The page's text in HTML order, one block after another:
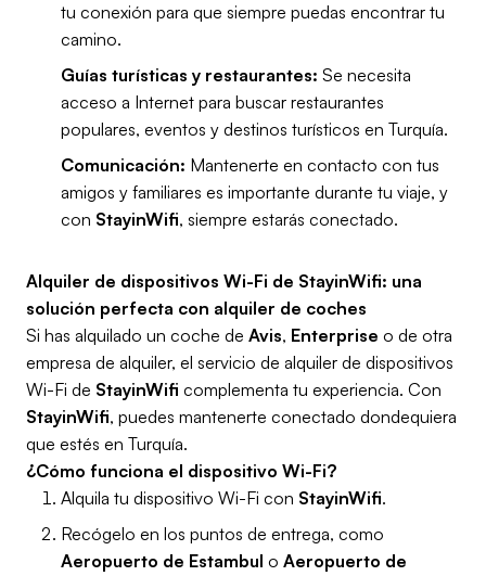
tu conexión para que siempre puedas encontrar tu
camino.
Guías turísticas y restaurantes: Se necesita
acceso a Internet para buscar restaurantes
populares, eventos y destinos turísticos en Turquía.
Comunicación: Mantenerte en contacto con tus
amigos y familiares es importante durante tu viaje, y
con StayinWifi, siempre estarás conectado.
Alquiler de dispositivos Wi-Fi de StayinWifi: una
solución perfecta con alquiler de coches
Si has alquilado un coche de Avis, Enterprise o de otra
empresa de alquiler, el servicio de alquiler de dispositivos
Wi-Fi de StayinWifi complementa tu experiencia. Con
StayinWifi, puedes mantenerte conectado dondequiera
que estés en Turquía.
¿Cómo funciona el dispositivo Wi-Fi?
Alquila tu dispositivo Wi-Fi con StayinWifi.
Recógelo en los puntos de entrega, como
Aeropuerto de Estambul o Aeropuerto de